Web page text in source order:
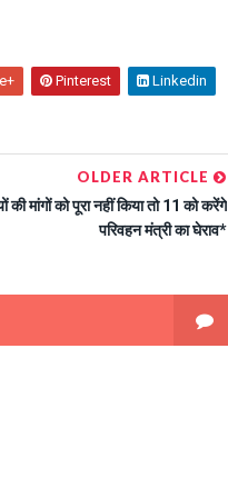
Pinterest Linkedin
OLDER ARTICLE
की मांगों को पूरा नहीं किया तो 11 को करेंगे
परिवहन मंत्री का घेराव*